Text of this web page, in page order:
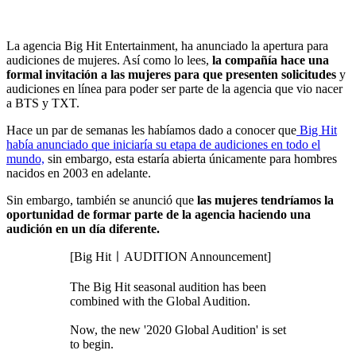
La agencia Big Hit Entertainment, ha anunciado la apertura para
audiciones de mujeres. Así como lo lees, la compañía hace una
formal invitación a las mujeres para que presenten solicitudes y
audiciones en línea para poder ser parte de la agencia que vio nacer
a BTS y TXT.
Hace un par de semanas les habíamos dado a conocer que Big Hit
había anunciado que iniciaría su etapa de audiciones en todo el
mundo, sin embargo, esta estaría abierta únicamente para hombres
nacidos en 2003 en adelante.
Sin embargo, también se anunció que las mujeres tendríamos la
oportunidad de formar parte de la agencia haciendo una
audición en un día diferente.
[Big HitㅣAUDITION Announcement]
The Big Hit seasonal audition has been
combined with the Global Audition.
Now, the new '2020 Global Audition' is set
to begin.